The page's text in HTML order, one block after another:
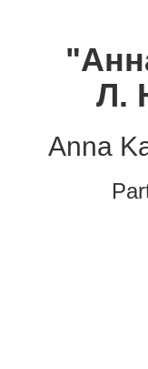
Л.
Anna